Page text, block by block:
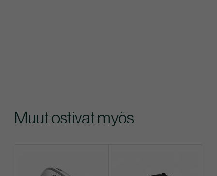
Muut ostivat myös